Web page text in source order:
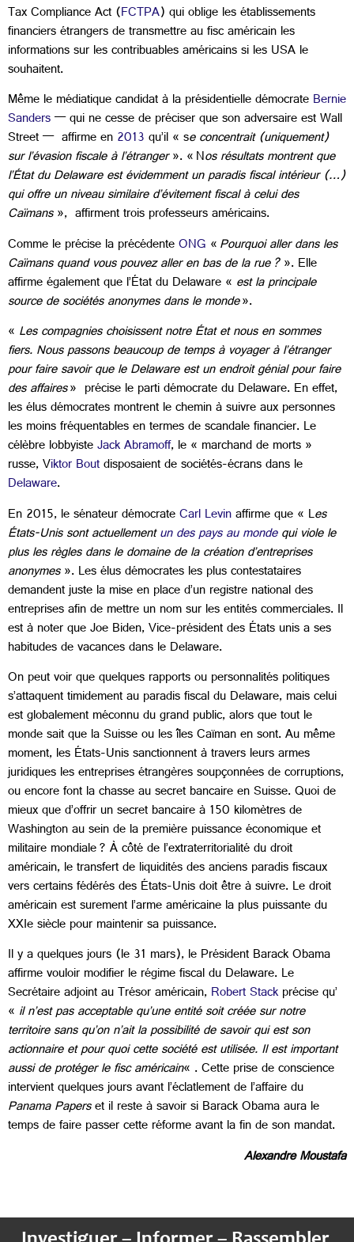
Tax Compliance Act (FCTPA) qui oblige les établissements
financiers étrangers de transmettre au fisc américain les
informations sur les contribuables américains si les USA le
souhaitent.
Même le médiatique candidat à la présidentielle démocrateBernie
Sanders— qui ne cesse de préciser que son adversaire est Wall
Street — affirme en2013qu’il « se concentrait (uniquement)
sur l’évasion fiscale à l’étranger». « Nos résultats montrent que
l’État du Delaware est évidemment un paradis fiscal intérieur (…)
qui offre un niveau similaire d’évitement fiscal à celui des
Caïmans», affirment trois professeurs américains.
Comme le précise la précédenteONG «Pourquoi aller dans les
Caïmans quand vous pouvez aller en bas de la rue ?». Elle
affirme également que l’État du Delaware « est la principale
source de sociétés anonymes dans le monde».
« Les compagnies choisissent notre État et nous en sommes
fiers. Nous passons beaucoup de temps à voyager à l’étranger
pour faire savoir que le Delaware est un endroit génial pour faire
des affaires» précise le parti démocrate du Delaware. En effet,
les élus démocrates montrent le chemin à suivre aux personnes
les moins fréquentables en termes de scandale financier. Le
célèbre lobbyisteJack Abramoff, le « marchand de morts »
russe, Viktor Boutdisposaient de sociétés-écrans dans le
Delaware.
En 2015, le sénateur démocrateCarl Levinaffirme que « Les
États-Unis sont actuellementun des pays au mondequi viole le
plus les règles dans le domaine de la création d’entreprises
anonymes». Les élus démocrates les plus contestataires
demandent juste la mise en place d’un registre national des
entreprises afin de mettre un nom sur les entités commerciales. Il
est à noter que Joe Biden, Vice-président des États unis a ses
habitudes de vacances dans le Delaware.
On peut voir que quelques rapports ou personnalités politiques
s’attaquent timidement au paradis fiscal du Delaware, mais celui
est globalement méconnu du grand public, alors que tout le
monde sait que la Suisse ou les îles Caïman en sont. Au même
moment, les États-Unis sanctionnent à travers leurs armes
juridiques les entreprises étrangères soupçonnées de corruptions,
ou encore font la chasse au secret bancaire en Suisse. Quoi de
mieux que d’offrir un secret bancaire à 150 kilomètres de
Washington au sein de la première puissance économique et
militaire mondiale ? À côté de l’extraterritorialité du droit
américain, le transfert de liquidités des anciens paradis fiscaux
vers certains fédérés des États-Unis doit être à suivre. Le droit
américain est surement l’arme américaine la plus puissante du
XXIe siècle pour maintenir sa puissance.
Il y a quelques jours (le 31 mars), le Président Barack Obama
affirme vouloir modifier le régime fiscal du Delaware. Le
Secrétaire adjoint au Trésor américain,Robert Stackprécise qu’
« il n’est pas acceptable qu’une entité soit créée sur notre
territoire sans qu’on n’ait la possibilité de savoir qui est son
actionnaire et pour quoi cette société est utilisée. Il est important
aussi de protéger le fisc américain« . Cette prise de conscience
intervient quelques jours avant l’éclatlement de l’affaire du
Panama Paperset il reste à savoir si Barack Obama aura le
temps de faire passer cette réforme avant la fin de son mandat.
Alexandre Moustafa